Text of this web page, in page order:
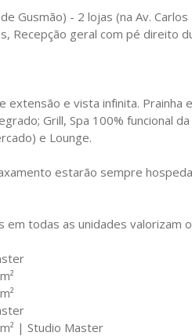
Gusmão) - 2 lojas (na Av.
Recepção geral com pé direito
extensão e vista infinita.
Grill, Spa 100% funcional
e Lounge.
estarão sempre
em todas as unidades valorizam
| Studio Master